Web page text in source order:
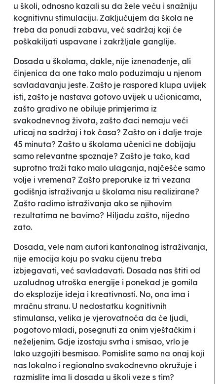
u školi, odnosno kazali su da žele veću i snažniju
kognitivnu stimulaciju. Zaključujem da škola ne
treba da ponudi zabavu, već sadržaj koji će
poškakiljati uspavane i zakržljale ganglije.
Dosada u školama, dakle, nije iznenađenje, ali
činjenica da one tako malo poduzimaju u njenom
savladavanju jeste. Zašto je raspored klupa uvijek
isti, zašto je nastava gotovo uvijek u učionicama,
zašto gradivo ne obiluje primjerima iz
svakodnevnog života, zašto đaci nemaju veći
uticaj na sadržaj i tok časa? Zašto on i dalje traje
45 minuta? Zašto u školama učenici ne dobijaju
samo relevantne spoznaje? Zašto je tako, kad
suprotno traži tako malo ulaganja, najčešće samo
volje i vremena? Zašto preporuke iz tri vezana
godišnja istraživanja u školama nisu realizirane?
Zašto radimo istraživanja ako se njihovim
rezultatima ne bavimo? Hiljadu zašto, nijedno
zato.
Dosada, vele nam autori kantonalnog istraživanja,
nije emocija koju po svaku cijenu treba
izbjegavati, već savladavati. Dosada nas štiti od
uzaludnog utroška energije i ponekad je gomila
do eksplozije ideja i kreativnosti. No, ona ima i
mračnu stranu. U nedostatku kognitivnih
stimulansa, velika je vjerovatnoća da će ljudi,
pogotovo mladi, posegnuti za onim vještačkim i
neželjenim. Gdje izostaju svrha i smisao, vrlo je
lako uzgojiti besmisao. Pomislite samo na onaj koji
nas lokalno i regionalno svakodnevno okružuje i
razmislite ima li dosada u školi veze s tim?